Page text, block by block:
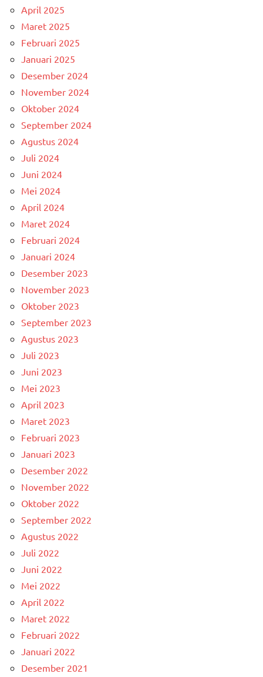
April 2025
Maret 2025
Februari 2025
Januari 2025
Desember 2024
November 2024
Oktober 2024
September 2024
Agustus 2024
Juli 2024
Juni 2024
Mei 2024
April 2024
Maret 2024
Februari 2024
Januari 2024
Desember 2023
November 2023
Oktober 2023
September 2023
Agustus 2023
Juli 2023
Juni 2023
Mei 2023
April 2023
Maret 2023
Februari 2023
Januari 2023
Desember 2022
November 2022
Oktober 2022
September 2022
Agustus 2022
Juli 2022
Juni 2022
Mei 2022
April 2022
Maret 2022
Februari 2022
Januari 2022
Desember 2021